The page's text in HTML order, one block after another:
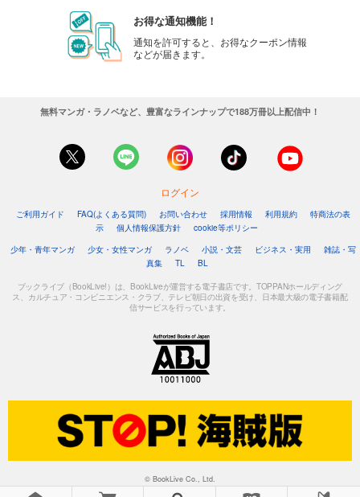
お得な通知機能！
通知を許可すると、お得なクーポン情報
などが届きます。
無料マンガ・ラノベなど、豊富なラインナップで188万冊以上配信中！
ログイン
ご利用ガイド FAQ(よくある質問) お問い合わせ 採用情報 利用規約
特商法の表
示
個人情報保護方針
cookie等ポリシー
少年・青年マンガ
少女・女性マンガ ラノベ 小説・文芸 ビジネス・実用
雑誌・写
真集
TL BL
ブックライブ（BookLive!）は、BookLiveが運営する電子書店です。TOPPANホールディング
ス、カルチュア・コンビニエンス・クラブ、テレビ朝日の出資を受け、日本最大級の電子書籍配
信サービスを行っています。
© BookLive Co., Ltd.